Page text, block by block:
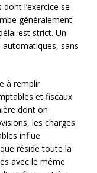
l’exercice se
généralement
est strict. Un
automatiques, sans
à remplir
et fiscaux
dont on
les charges
influe
réside toute la
avec le même